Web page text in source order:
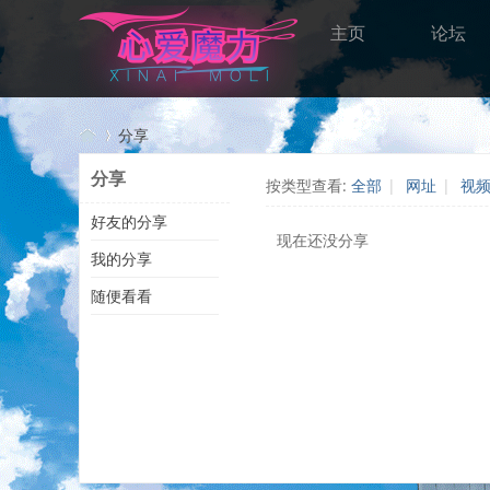
主页 论坛
心›
分享
分享
好友的分享
我的分享
随便看看
按类型查看: 全部 | 网址 | 视频
现在还没分享